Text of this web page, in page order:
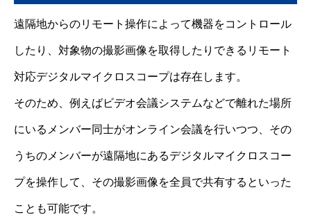
遠隔地からのリモート操作によって機器をコントロール
したり、対象物の撮影画像を取得したりできるリモート
対応デジタルマイクロスコープは存在します。
そのため、例えばビデオ会議システムなどで離れた場所
にいるメンバー同士がオンライン会議を行いつつ、その
うちのメンバーが遠隔地にあるデジタルマイクロスコー
プを操作して、その撮影画像を全員で共有するといった
ことも可能です。